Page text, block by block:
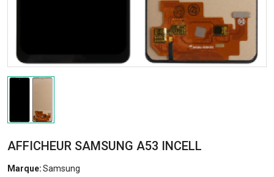
AFFICHEUR SAMSUNG A53 INCELL
Marque:Samsung